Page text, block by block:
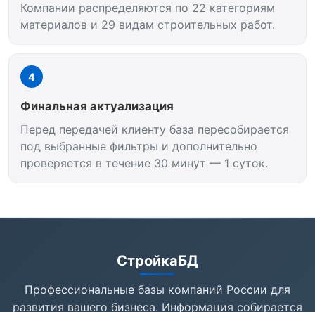
Компании распределяются по 22 категориям
материалов и 29 видам строительных работ.
4
Финальная актуализация
Перед передачей клиенту база пересобирается
под выбранные фильтры и дополнительно
проверяется в течение 30 минут — 1 суток.
СтройкаБД
Профессиональные базы компаний России для
развития вашего бизнеса. Информация собирается